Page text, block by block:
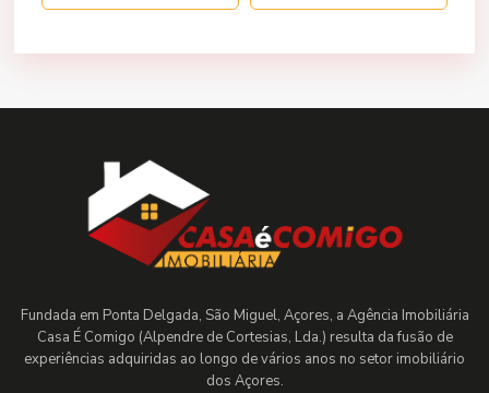
Fundada em Ponta Delgada, São Miguel, Açores, a Agência Imobiliária
Casa É Comigo (Alpendre de Cortesias, Lda.) resulta da fusão de
experiências adquiridas ao longo de vários anos no setor imobiliário
dos Açores.